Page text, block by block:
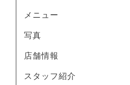
メニュー
写真
店舗情報
スタッフ紹介